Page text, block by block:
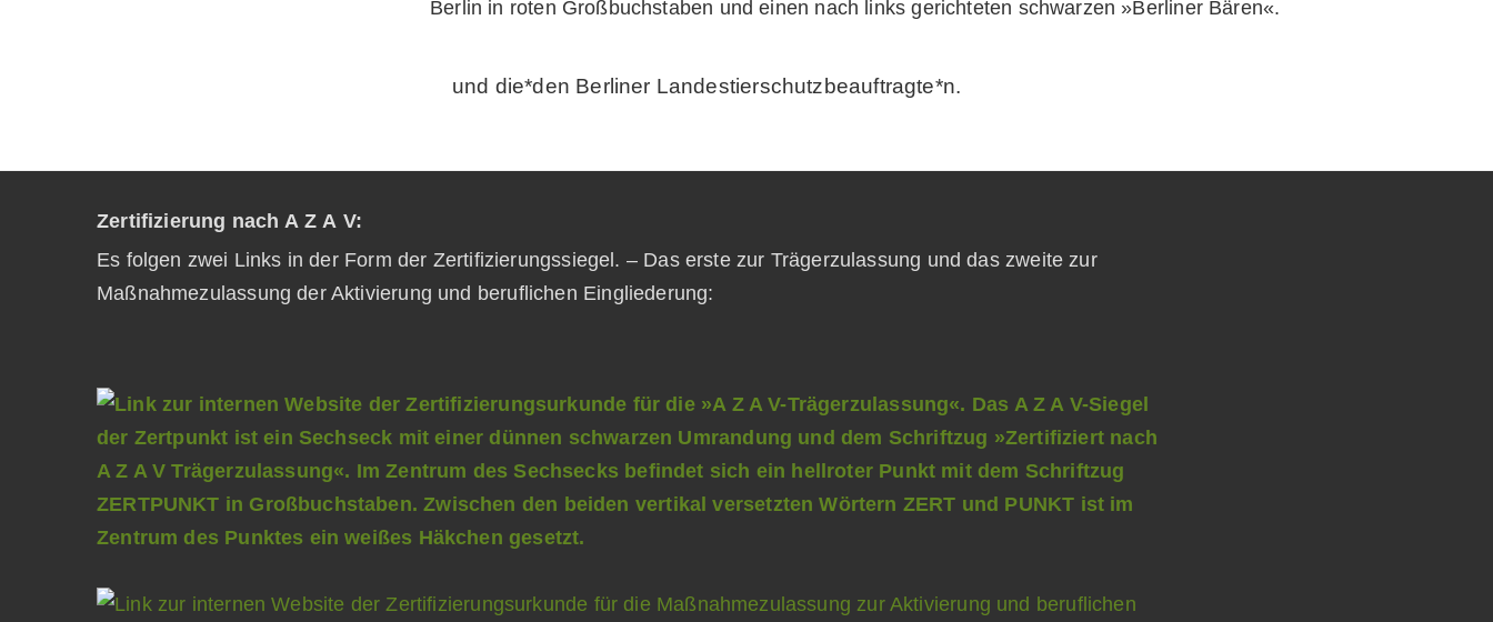
und die*den Berliner Landestierschutzbeauftragte*n.
Zertifizierung nach A Z A V:
Es folgen zwei Links in der Form der Zertifizierungssiegel. – Das erste zur Trägerzulassung und das zweite zur
Maßnahmezulassung der Aktivierung und beruflichen Eingliederung: